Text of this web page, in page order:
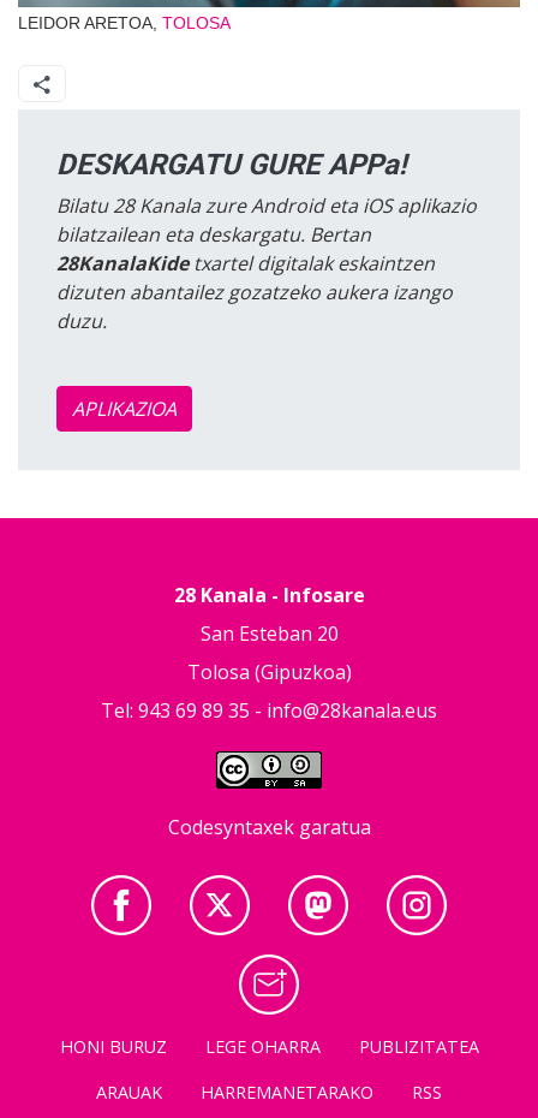
LEIDOR ARETOA, TOLOSA
DESKARGATU GURE APPa!
Bilatu 28 Kanala zure Android eta iOS aplikazio
bilatzailean eta deskargatu. Bertan
28KanalaKidetxartel digitalak eskaintzen
dizuten abantailez gozatzeko aukera izango
duzu.
APLIKAZIOA
28 Kanala - Infosare
San Esteban 20
Tolosa (Gipuzkoa)
Tel: 943 69 89 35 - info@28kanala.eus
Codesyntaxek garatua
HONI BURUZ LEGE OHARRA
PUBLIZITATEA
ARAUAK
HARREMANETARAKO RSS